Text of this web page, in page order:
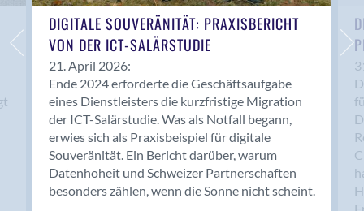
Basel
Bassersdorf
Belp
Bendern
Benken (SG)
Bergdietikon
Berlin
Bern
Bern - Liebefeld
DIGITALE SOUVERÄNITÄT: PRAXISBERICHT
VON DER ICT-SALÄRSTUDIE
21. April 2026:
Ende 2024 erforderte die Geschäftsaufgabe
eines Dienstleisters die kurzfristige Migration
der ICT-Salärstudie. Was als Notfall begann,
erwies sich als Praxisbeispiel für digitale
Souveränität. Ein Bericht darüber, warum
Datenhoheit und Schweizer Partnerschaften
besonders zählen, wenn die Sonne nicht scheint.